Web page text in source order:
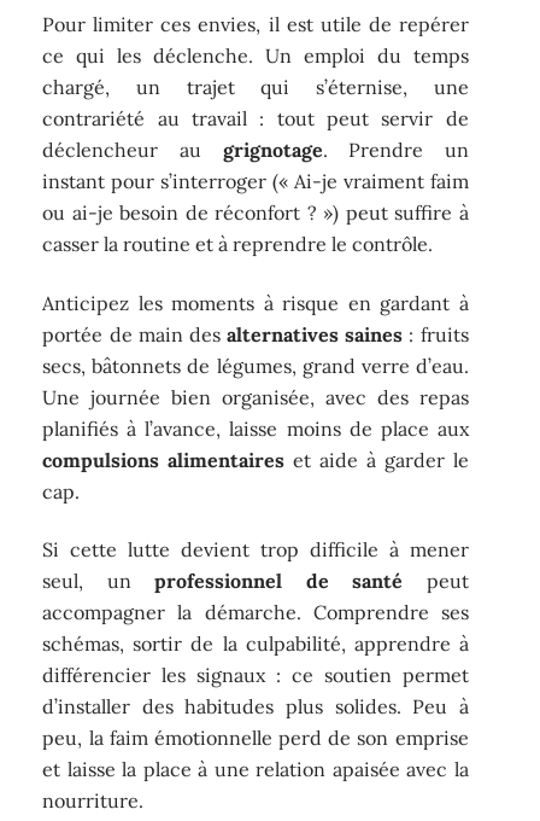
Pour limiter ces envies, il est utile de repérer
ce qui les déclenche. Un emploi du temps
chargé, un trajet qui s’éternise, une
contrariété au travail : tout peut servir de
déclencheur au grignotage. Prendre un
instant pour s’interroger (« Ai-je vraiment faim
ou ai-je besoin de réconfort ? ») peut suffire à
casser la routine et à reprendre le contrôle.
Anticipez les moments à risque en gardant à
portée de main desalternatives saines : fruits
secs, bâtonnets de légumes, grand verre d’eau.
Une journée bien organisée, avec des repas
planifiés à l’avance, laisse moins de place aux
compulsions alimentaires et aide à garder le
cap.
Si cette lutte devient trop difficile à mener
seul, unprofessionnel de santé peut
accompagner la démarche. Comprendre ses
schémas, sortir de la culpabilité, apprendre à
différencier les signaux : ce soutien permet
d’installer des habitudes plus solides. Peu à
peu, la faim émotionnelle perd de son emprise
et laisse la place à une relation apaisée avec la
nourriture.